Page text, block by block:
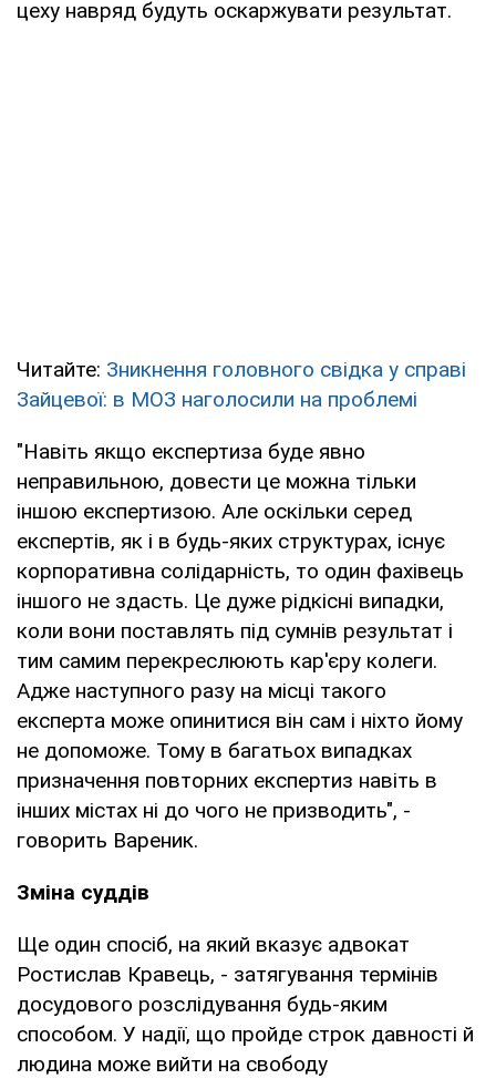
цеху навряд будуть оскаржувати результат.
Читайте: Зникнення головного свідка у справі
Зайцевої: в МОЗ наголосили на проблемі
"Навіть якщо експертиза буде явно
неправильною, довести це можна тільки
іншою експертизою. Але оскільки серед
експертів, як і в будь-яких структурах, існує
корпоративна солідарність, то один фахівець
іншого не здасть. Це дуже рідкісні випадки,
коли вони поставлять під сумнів результат і
тим самим перекреслюють кар'єру колеги.
Адже наступного разу на місці такого
експерта може опинитися він сам і ніхто йому
не допоможе. Тому в багатьох випадках
призначення повторних експертиз навіть в
інших містах ні до чого не призводить", -
говорить Вареник.
Зміна суддів
Ще один спосіб, на який вказує адвокат
Ростислав Кравець, - затягування термінів
досудового розслідування будь-яким
способом. У надії, що пройде строк давності й
людина може вийти на свободу